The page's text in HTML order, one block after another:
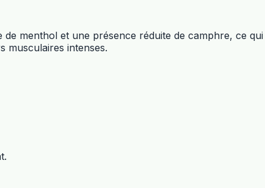
menthol et une présence réduite de camphre, ce
musculaires intenses.